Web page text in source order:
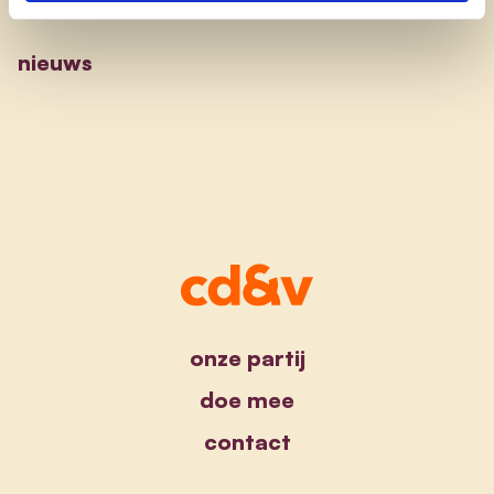
nieuws
onze partij
doe mee
contact